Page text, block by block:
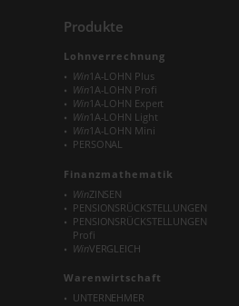
Produkte
Lohnverrechnung
Win1A-LOHN Plus
Win1A-LOHN Profi
Win1A-LOHN Expert
Win1A-LOHN Light
Win1A-LOHN Mini
PERSONAL
Finanzmathematik
WinZINSEN
PENSIONSRÜCKSTELLUNGEN
PENSIONSRÜCKSTELLUNGEN
Profi
WinVERGLEICH
Warenwirtschaft
UNTERNEHMER